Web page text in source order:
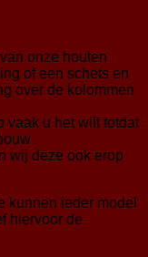
onze houten
of een schets en
over de kolommen
vaak u het wilt totdat
wij deze ook erop
kunnen ieder model
hiervoor de